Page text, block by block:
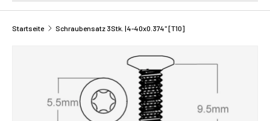
Startseite Schraubensatz 3Stk. | 4-40x0.374" [T10]